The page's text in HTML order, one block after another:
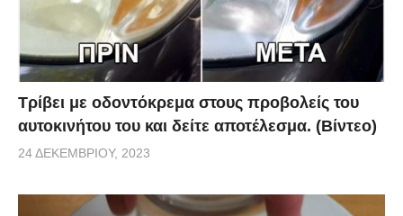
Τρίβει με οδοντόκρεμα στους προβολείς του
αυτοκινήτου του και δείτε αποτέλεσμα. (Βίντεο)
24 ΔΕΚΕΜΒΡΊΟΥ, 2023